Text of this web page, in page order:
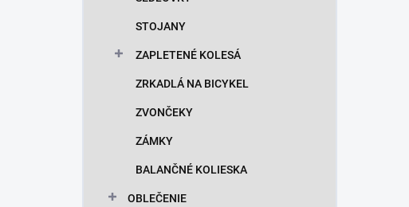
STOJANY
ZAPLETENÉ KOLESÁ
ZRKADLÁ NA BICYKEL
ZVONČEKY
ZÁMKY
BALANČNÉ KOLIESKA
OBLEČENIE